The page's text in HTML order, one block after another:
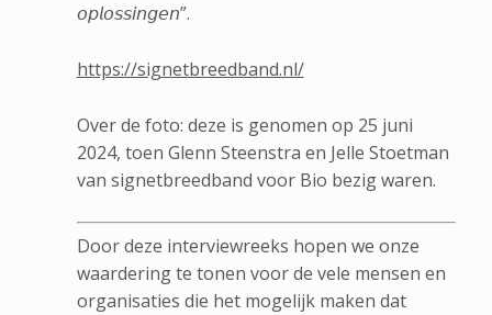
𝘰𝘱𝘭𝘰𝘴𝘴𝘪𝘯𝘨𝘦𝘯”.
https://signetbreedband.nl/
Over de foto: deze is genomen op 25 juni
2024, toen Glenn Steenstra en Jelle Stoetman
van signetbreedband voor Bio bezig waren.
Door deze interviewreeks hopen we onze
waardering te tonen voor de vele mensen en
organisaties die het mogelijk maken dat